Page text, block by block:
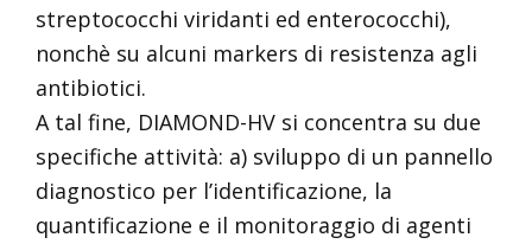
streptococchi viridanti ed enterococchi),
nonchè su alcuni markers di resistenza agli
antibiotici.
A tal fine, DIAMOND-HV si concentra su due
specifiche attività: a) sviluppo di un pannello
diagnostico per l’identificazione, la
quantificazione e il monitoraggio di agenti